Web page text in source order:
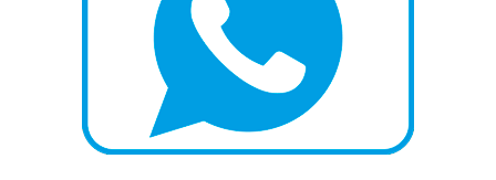
Lortu zure datu pertsonalak prozesatzeko moduari
buruzko informazio gehiago eta ezarri zure lehentasunak
datuen atalean. Edozein unetan alda edo ken dezakezu
zure baimena Cookieen adierazpenean.